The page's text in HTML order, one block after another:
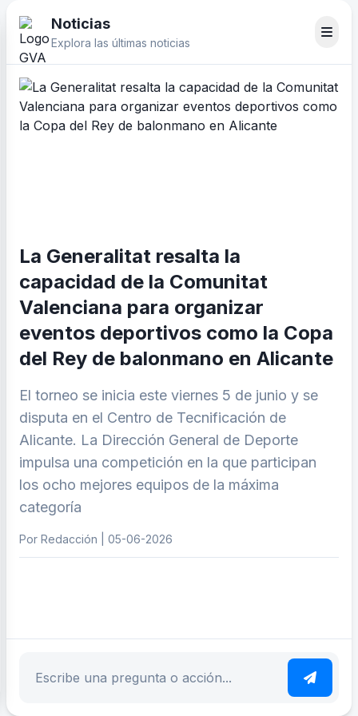
Noticias
Explora las últimas noticias
La Generalitat resalta la
capacidad de la Comunitat
Valenciana para organizar
eventos deportivos como la Copa
del Rey de balonmano en Alicante
El torneo se inicia este viernes 5 de junio y se
disputa en el Centro de Tecnificación de
Alicante. La Dirección General de Deporte
impulsa una competición en la que participan
los ocho mejores equipos de la máxima
categoría
Por Redacción | 05-06-2026
Escribe tu pregunta